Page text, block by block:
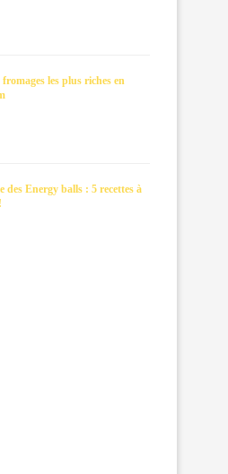
fromages les plus riches en
des Energy balls : 5 recettes à